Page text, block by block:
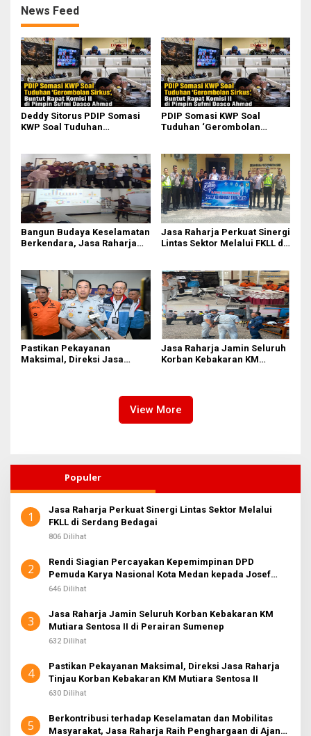
News Feed
Deddy Sitorus PDIP Somasi
KWP Soal Tuduhan
Sufmi Dasco Ahmad
PDIP Somasi KWP Soal
Tuduhan ‘Gerombolan
Ahmad
Bangun Budaya Keselamatan
Berkendara, Jasa Raharja
Jasa Raharja Perkuat Sinergi
Lintas Sektor Melalui FKLL di
Pastikan Pekayanan
Maksimal, Direksi Jasa
Jasa Raharja Jamin Seluruh
Korban Kebakaran KM
View More
Populer
1
Jasa Raharja Perkuat Sinergi Lintas Sektor Melalui
FKLL di Serdang Bedagai
806 Dilihat
2
Rendi Siagian Percayakan Kepemimpinan DPD
Pemuda Karya Nasional Kota Medan kepada Josef
Sembiring
646 Dilihat
3
Jasa Raharja Jamin Seluruh Korban Kebakaran KM
Mutiara Sentosa II di Perairan Sumenep
632 Dilihat
4
Pastikan Pekayanan Maksimal, Direksi Jasa Raharja
Tinjau Korban Kebakaran KM Mutiara Sentosa II
630 Dilihat
5
Berkontribusi terhadap Keselamatan dan Mobilitas
Masyarakat, Jasa Raharja Raih Penghargaan di Ajang